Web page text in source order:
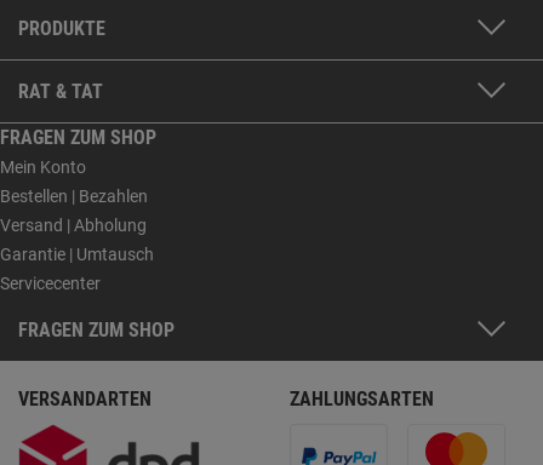
PRODUKTE
RAT & TAT
FRAGEN ZUM SHOP
Mein Konto
Bestellen | Bezahlen
Versand | Abholung
Garantie | Umtausch
Servicecenter
FRAGEN ZUM SHOP
VERSANDARTEN ZAHLUNGSARTEN